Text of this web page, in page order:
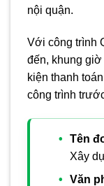
nội quận.
Với công trình
đến, khung
kiện thanh
công trình
Tên
Xây
Văn